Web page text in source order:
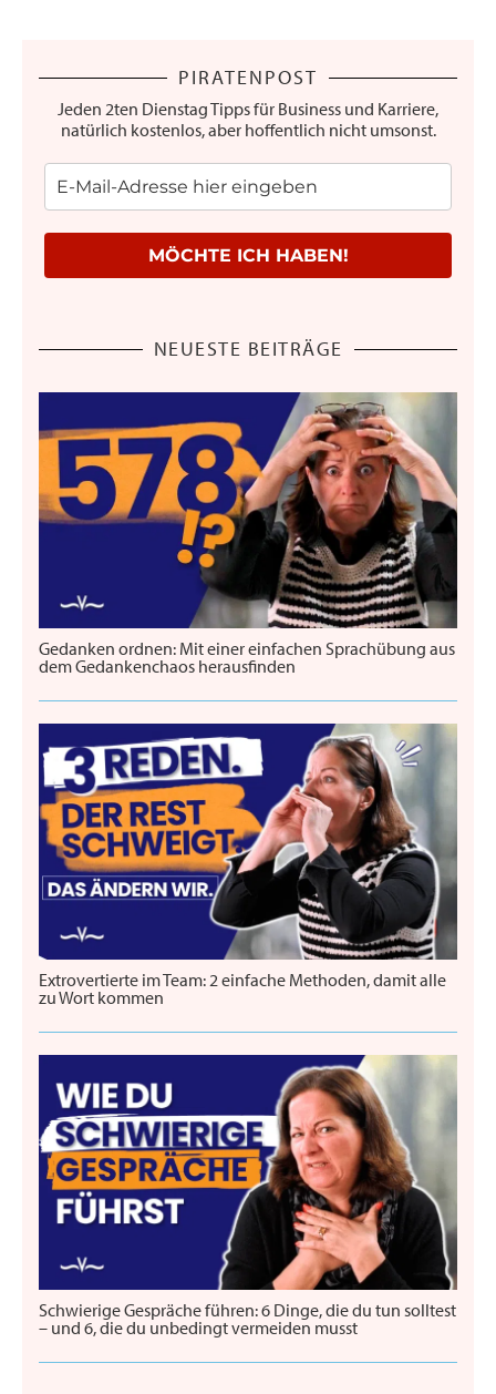
PIRATENPOST
Jeden 2ten Dienstag Tipps für Business und Karriere,
natürlich kostenlos, aber hoffentlich nicht umsonst.
MÖCHTE ICH HABEN!
NEUESTE BEITRÄGE
Gedanken ordnen: Mit einer einfachen Sprachübung aus
dem Gedankenchaos herausfinden
Extrovertierte im Team: 2 einfache Methoden, damit alle
zu Wort kommen
Schwierige Gespräche führen: 6 Dinge, die du tun solltest
– und 6, die du unbedingt vermeiden musst